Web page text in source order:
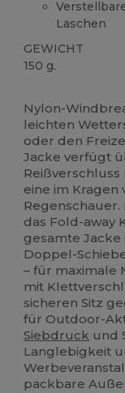
Laschen
GEWICHT
150 g.
Nylon-
leichten
oder den
Jacke verfügt
eine im
das Fold-away
gesamte
Doppel-
– für maximale
mit
sicheren Sitz
für Outdoor-
Siebdruck und
Langlebigkeit
packbare